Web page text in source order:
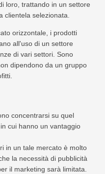
loro, trattando in un settore
clientela selezionata.
orizzontale, i prodotti
all'uso di un settore
di vari settori. Sono
dipendono da un gruppo
concentrarsi su quel
cui hanno un vantaggio
in un tale mercato è molto
la necessità di pubblicità
il marketing sarà limitata.